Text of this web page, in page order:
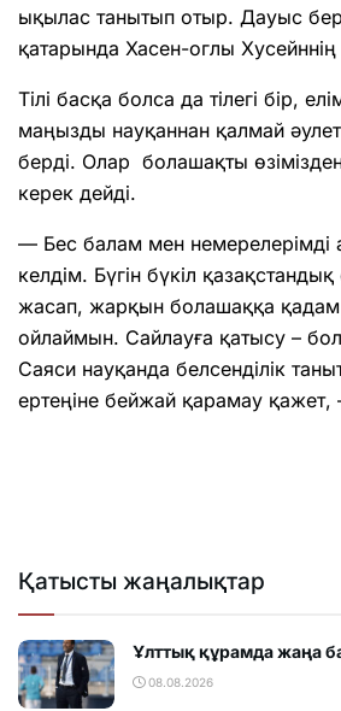
ықылас танытып отыр. Дауыс
қатарында Хасен-оглы
Тілі басқа болса да тілегі бір,
маңызды науқаннан қалмай
берді. Олар болашақты
керек дейді.
— Бес балам мен немерелерімді
келдім. Бүгін бүкіл
жасап, жарқын болашаққа
ойлаймын. Сайлауға қатысу –
Саяси науқанда белсенділік
ертеңіне бейжай қарамау қажет,
Қатысты жаңалықтар
Ұлттық құрамда жаңа
08.08.2026